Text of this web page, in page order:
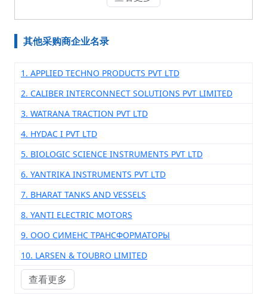
其他采购商企业名录
1. APPLIED TECHNO PRODUCTS PVT LTD
2. CALIBER INTERCONNECT SOLUTIONS PVT LIMITED
3. WATRANA TRACTION PVT LTD
4. HYDAC I PVT LTD
5. BIOLOGIC SCIENCE INSTRUMENTS PVT LTD
6. YANTRIKA INSTRUMENTS PVT LTD
7. BHARAT TANKS AND VESSELS
8. YANTI ELECTRIC MOTORS
9. ООО СИМЕНС ТРАНСФОРМАТОРЫ
10. LARSEN & TOUBRO LIMITED
查看更多